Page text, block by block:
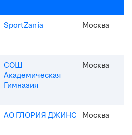
SportZania Москва
СОШ
Академическая
Гимназия
Москва
АО ГЛОРИЯ ДЖИНС Москва